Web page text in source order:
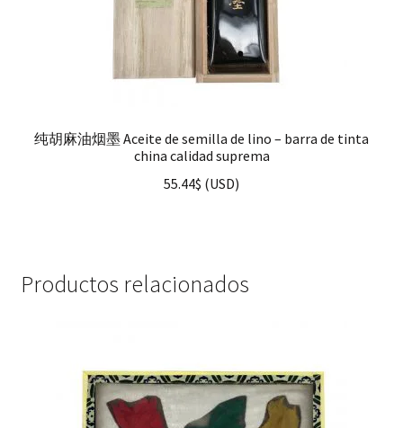
纯胡麻油烟墨 Aceite de semilla de lino – barra de tinta
china calidad suprema
55.44$ (USD)
Productos relacionados